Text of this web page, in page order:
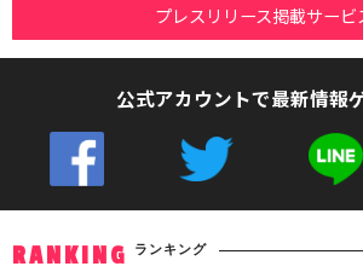
プレスリリース掲載サービ
公式アカウントで最新情報
RANKING ランキング